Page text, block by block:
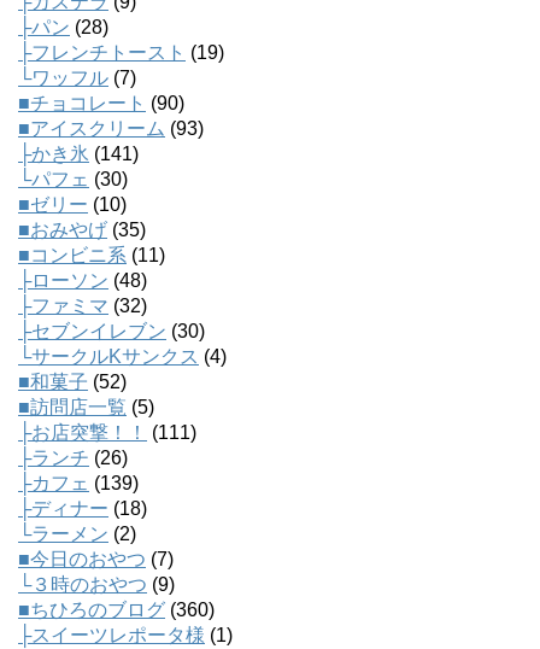
├パン (28)
├フレンチトースト (19)
└ワッフル (7)
■チョコレート (90)
■アイスクリーム (93)
├かき氷 (141)
└パフェ (30)
■ゼリー (10)
■おみやげ (35)
■コンビニ系 (11)
├ローソン (48)
├ファミマ (32)
├セブンイレブン (30)
└サークルKサンクス (4)
■和菓子 (52)
■訪問店一覧 (5)
├お店突撃！！
(111)
├ランチ (26)
├カフェ (139)
├ディナー (18)
└ラーメン (2)
■今日のおやつ (7)
└３時のおやつ (9)
■ちひろのブログ (360)
├スイーツレポータ様 (1)